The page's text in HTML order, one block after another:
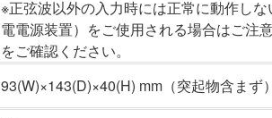
※正弦波以外の入力時には正常に動作し
電電源装置）をご使用される場合はご注
をご確認ください。
93(W)×143(D)×40(H) mm（突起物含まず